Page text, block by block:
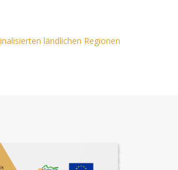
ländlichen Regionen